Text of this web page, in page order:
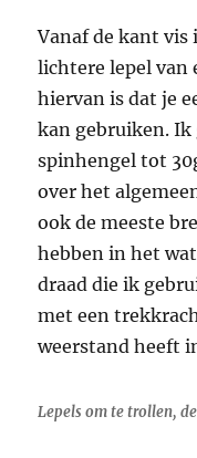
Vanaf de kant vis
lichtere lepel van
hiervan is dat je
kan gebruiken.
spinhengel tot
over het
ook de meeste
hebben in het
draad die ik
met een
weerstand heeft
Lepels om te trollen,